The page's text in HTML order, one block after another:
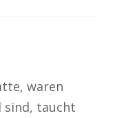
waren
sind, taucht